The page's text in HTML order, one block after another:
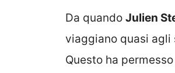
Da quando Julien
viaggiano quasi agli
Questo ha